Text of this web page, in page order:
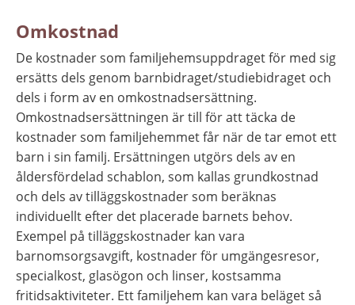
Omkostnad
De kostnader som familjehemsuppdraget för med sig
ersätts dels genom barnbidraget/studiebidraget och
dels i form av en omkostnadsersättning.
Omkostnadsersättningen är till för att täcka de
kostnader som familjehemmet får när de tar emot ett
barn i sin familj. Ersättningen utgörs dels av en
åldersfördelad schablon, som kallas grundkostnad
och dels av tilläggskostnader som beräknas
individuellt efter det placerade barnets behov.
Exempel på tilläggskostnader kan vara
barnomsorgsavgift, kostnader för umgängesresor,
specialkost, glasögon och linser, kostsamma
fritidsaktiviteter. Ett familjehem kan vara beläget så